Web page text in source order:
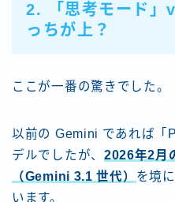
2. 「思考モード」
っちが上？
ここが一番の驚きでした。
以前の Gemini であれば「
デルでしたが、 2026年2月
（Gemini 3.1 世代） を境
います。